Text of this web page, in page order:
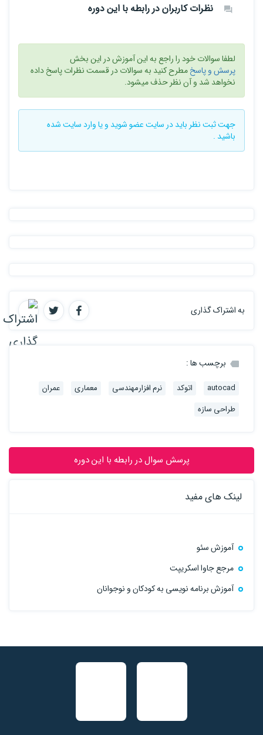
نظرات کاربران در رابطه با این دوره
لطفا سوالات خود را راجع به این آموزش در این بخش
پرسش و پاسخمطرح کنید به سوالات در قسمت نظرات پاسخ داده
نخواهد شد و آن نظر حذف میشود.
جهت ثبت نظر باید در سایتعضو شوید و یاوارد سایتشده
باشید .
به اشتراک گذاری
برچسب ها :
autocad اتوکد نرم افزارمهندسی معماری
عمران
طراحی سازه
پرسش سوال در رابطه با این دوره
لینک های مفید
آموزش سئو
مرجع جاوا اسکریپت
آموزش برنامه نویسی به کودکان و نوجوانان